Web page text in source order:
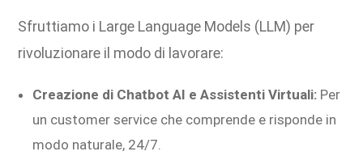
Sfruttiamo i Large Language Models (LLM) per
rivoluzionare il modo di lavorare:
Creazione di Chatbot AI e Assistenti Virtuali: Per
un customer service che comprende e risponde in
modo naturale, 24/7.